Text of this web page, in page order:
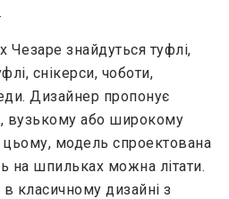
Чезаре знайдуться туфлі,
снікерси, чоботи,
Дизайнер пропонує
вузькому або широкому
модель спроектована
на шпильках можна літати.
класичному дизайні з